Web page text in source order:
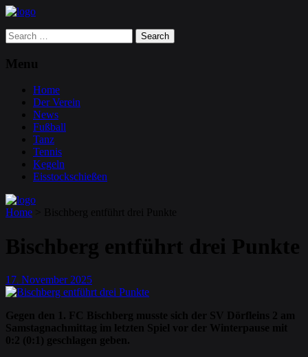
Search
for:
Menu
Home
Der Verein
News
Fußball
Tanz
Tennis
Kegeln
Eisstockschießen
Home Bischberg entführt drei Punkte
Bischberg entführt drei Punkte
17. November 2025
Gegen den 1. FC Bischberg musste sich der SV Dörfleins 2 am
Samstagnachmittag im letzten Spiel vor der Winterpause mit
0:2 (0:1) geschlagen geben.